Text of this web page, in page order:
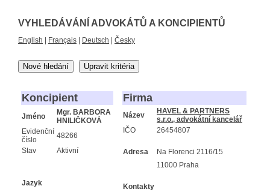
VYHLEDÁVÁNÍ ADVOKÁTŮ A KONCIPIENTŮ
English Français Deutsch Česky
Nové hledání Upravit kritéria
Koncipient
Jméno
Mgr. BARBORA
HNILIČKOVÁ
Evidenční
číslo
48266
Stav
Aktivní
Jazyk
Firma
Název
HAVEL & PARTNERS
s.r.o., advokátní kancelář
IČO
26454807
Adresa
Na Florenci 2116/15
11000 Praha
Kontakty